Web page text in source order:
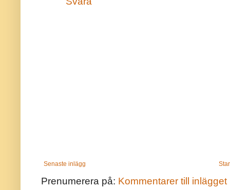
Senaste inlägg
Prenumerera på: Kommentarer till inlägget